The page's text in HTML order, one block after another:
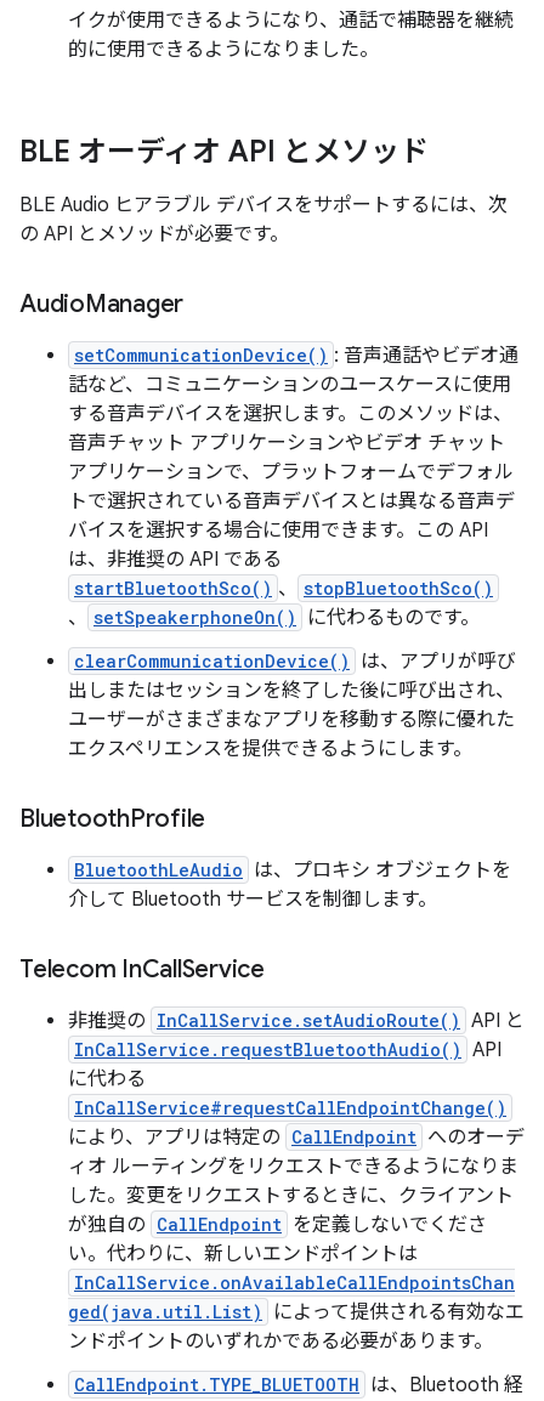
イクが使用できるようになり、通話で補聴器を継続
的に使用できるようになりました。
BLE オーディオ API とメソッド
BLE Audio ヒアラブル デバイスをサポートするには、次
の API とメソッドが必要です。
AudioManager
setCommunicationDevice() : 音声通話やビデオ通
話など、コミュニケーションのユースケースに使用
する音声デバイスを選択します。このメソッドは、
音声チャット アプリケーションやビデオ チャット
アプリケーションで、プラットフォームでデフォル
トで選択されている音声デバイスとは異なる音声デ
バイスを選択する場合に使用できます。この API
は、非推奨の API である
startBluetoothSco() 、 stopBluetoothSco()
、 setSpeakerphoneOn() に代わるものです。
clearCommunicationDevice()
は、アプリが呼び
出しまたはセッションを終了した後に呼び出され、
ユーザーがさまざまなアプリを移動する際に優れた
エクスペリエンスを提供できるようにします。
BluetoothProfile
BluetoothLeAudio は、プロキシ オブジェクトを
介して Bluetooth サービスを制御します。
Telecom InCallService
非推奨の InCallService.setAudioRoute() API と
InCallService.requestBluetoothAudio() API
に代わる
InCallService#requestCallEndpointChange()
により、アプリは特定の CallEndpoint へのオーデ
ィオ ルーティングをリクエストできるようになりま
した。変更をリクエストするときに、クライアント
が独自の CallEndpoint を定義しないでくださ
い。代わりに、新しいエンドポイントは
InCallService.onAvailableCallEndpointsChan
ged(java.util.List)
によって提供される有効なエ
ンドポイントのいずれかである必要があります。
CallEndpoint.TYPE_BLUETOOTH は、Bluetooth 経